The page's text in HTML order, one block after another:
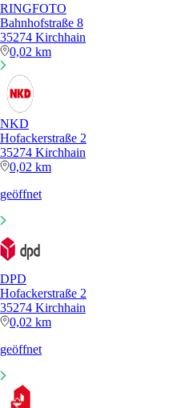
RINGFOTO
Bahnhofstraße 8
35274 Kirchhain
0,02 km
NKD
Hofackerstraße 2
35274 Kirchhain
0,02 km
geöffnet
DPD
Hofackerstraße 2
35274 Kirchhain
0,02 km
geöffnet